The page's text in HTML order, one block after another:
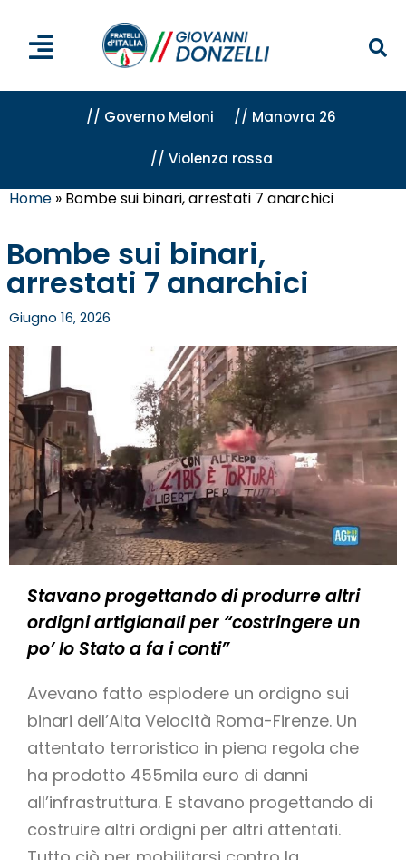
// Governo Meloni // Manovra 26
// Violenza rossa
Home » Bombe sui binari, arrestati 7 anarchici
Bombe sui binari,
arrestati 7 anarchici
Giugno 16, 2026
Stavano progettando di produrre altri
ordigni artigianali per “costringere un
po’ lo Stato a fa i conti”
Avevano fatto esplodere un ordigno sui
binari dell’Alta Velocità Roma-Firenze. Un
attentato terroristico in piena regola che
ha prodotto 455mila euro di danni
all’infrastruttura. E stavano progettando di
costruire altri ordigni per altri attentati.